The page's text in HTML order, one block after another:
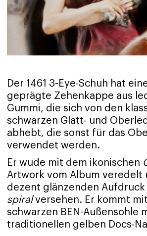
Der 1461 3-Eye-Schuh hat
geprägte Zehenkappe aus
Gummi, die sich von den
schwarzen Glatt- und
abhebt, die sonst für das
verwendet werden.
Er wude mit dem ikonischen
Artwork vom Album veredelt
dezent glänzenden Aufdruck
spiralversehen. Er kommt
schwarzen BEN-Außensohle
traditionellen gelben Docs-